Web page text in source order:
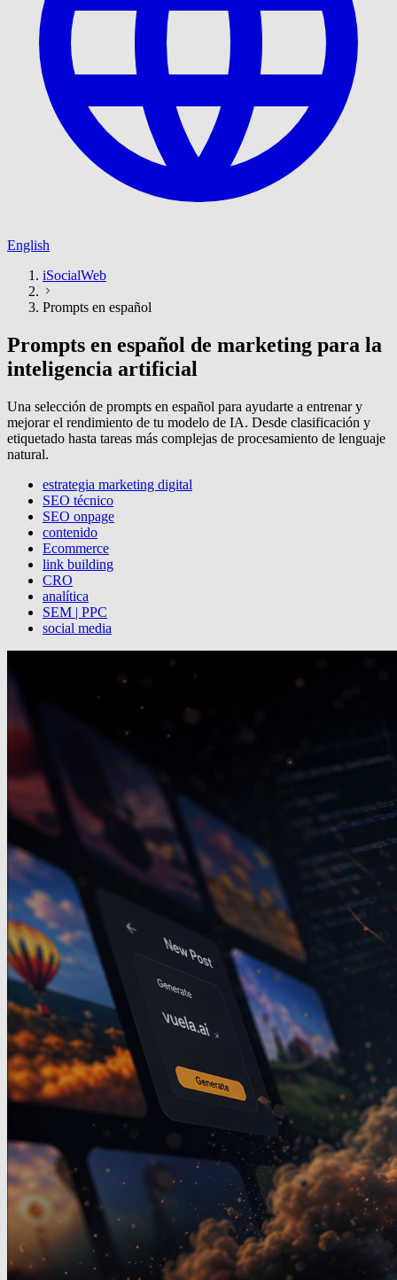
English
iSocialWeb
Prompts en español
Prompts en español de marketing para la
inteligencia artificial
Una selección de prompts en español para ayudarte a entrenar y
mejorar el rendimiento de tu modelo de IA. Desde clasificación y
etiquetado hasta tareas más complejas de procesamiento de lenguaje
natural.
estrategia marketing digital
SEO técnico
SEO onpage
contenido
Ecommerce
link building
CRO
analítica
SEM | PPC
social media